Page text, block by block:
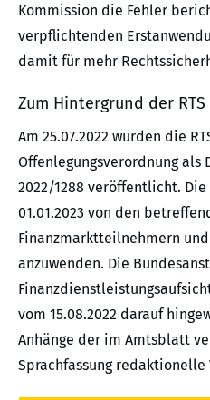
Kommission die Fehler
verpflichtenden
damit für mehr
Zum Hintergrund der RTS
Am 25.07.2022 wurden die
Offenlegungsverordnung als
2022/1288 veröffentlicht. Die
01.01.2023 von den
Finanzmarktteilnehmern
anzuwenden. Die
vom 15.08.2022 darauf
Anhänge der im Amtsblatt
Sprachfassung